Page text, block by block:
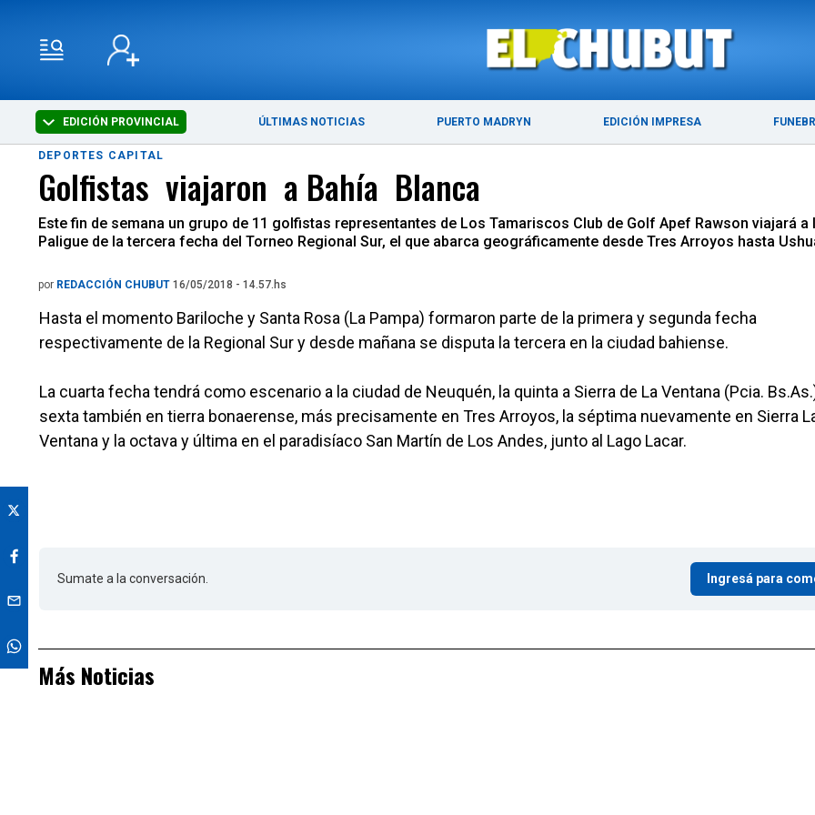
EDICIÓN PROVINCIAL ÚLTIMAS NOTICIAS PUERTO MADRYN EDICIÓN IMPRESA
ÚLTIMAS NOTICIAS PUERTO MADRYN
DEPORTES CAPITAL
Golfistas viajaron a Bahía Blanca
Este fin de semana un grupo de 11 golfistas representantes de Los Tamariscos Club de Golf Apef Rawson viajará
Paligue de la tercera fecha del Torneo Regional Sur, el que abarca geográficamente desde Tres Arroyos hasta
por REDACCIÓN CHUBUT 16/05/2018 - 14.57.hs
Hasta el momento Bariloche y Santa Rosa (La Pampa) formaron parte de la primera y segunda fecha
respectivamente de la Regional Sur y desde mañana se disputa la tercera en la ciudad bahiense.
La cuarta fecha tendrá como escenario a la ciudad de Neuquén, la quinta a Sierra de La Ventana (Pcia.
sexta también en tierra bonaerense, más precisamente en Tres Arroyos, la séptima nuevamente en Sierra
Ventana y la octava y última en el paradisíaco San Martín de Los Andes, junto al Lago Lacar.
Sumate a la conversación. Ingresá para
Más Noticias